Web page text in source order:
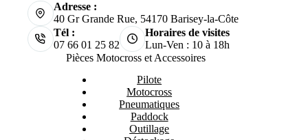
Adresse :
40 Gr Grande Rue, 54170 Barisey-la-Côte
Tél :
07 66 01 25 82
Horaires de visites
Lun-Ven : 10 à 18h
Pièces Motocross et Accessoires
Pilote
Motocross
Pneumatiques
Paddock
Outillage